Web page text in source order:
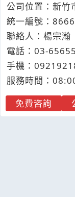
公司位置：新竹
統一編號：
聯絡人：楊宗瀚
電話： 03-6565
手機： 0921 921
服務時間：
免費咨詢